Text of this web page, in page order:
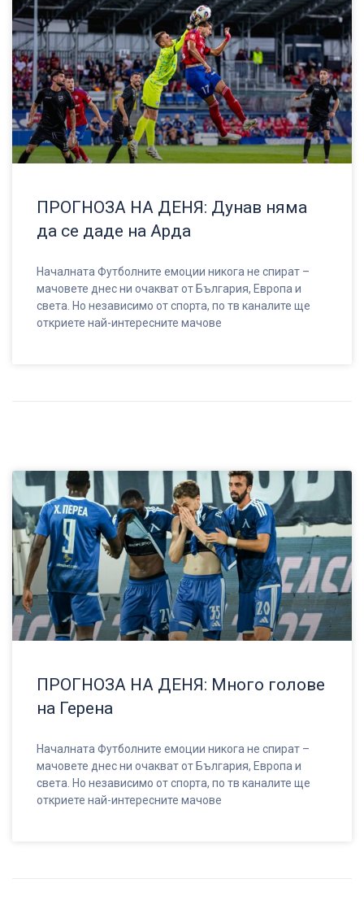
ПРОГНОЗА НА ДЕНЯ: Дунав няма
да се даде на Арда
Началната Футболните емоции никога не спират –
мачовете днес ни очакват от България, Европа и
света. Но независимо от спорта, по тв каналите ще
откриете най-интересните мачове
ПРОГНОЗА НА ДЕНЯ: Много голове
на Герена
Началната Футболните емоции никога не спират –
мачовете днес ни очакват от България, Европа и
света. Но независимо от спорта, по тв каналите ще
откриете най-интересните мачове